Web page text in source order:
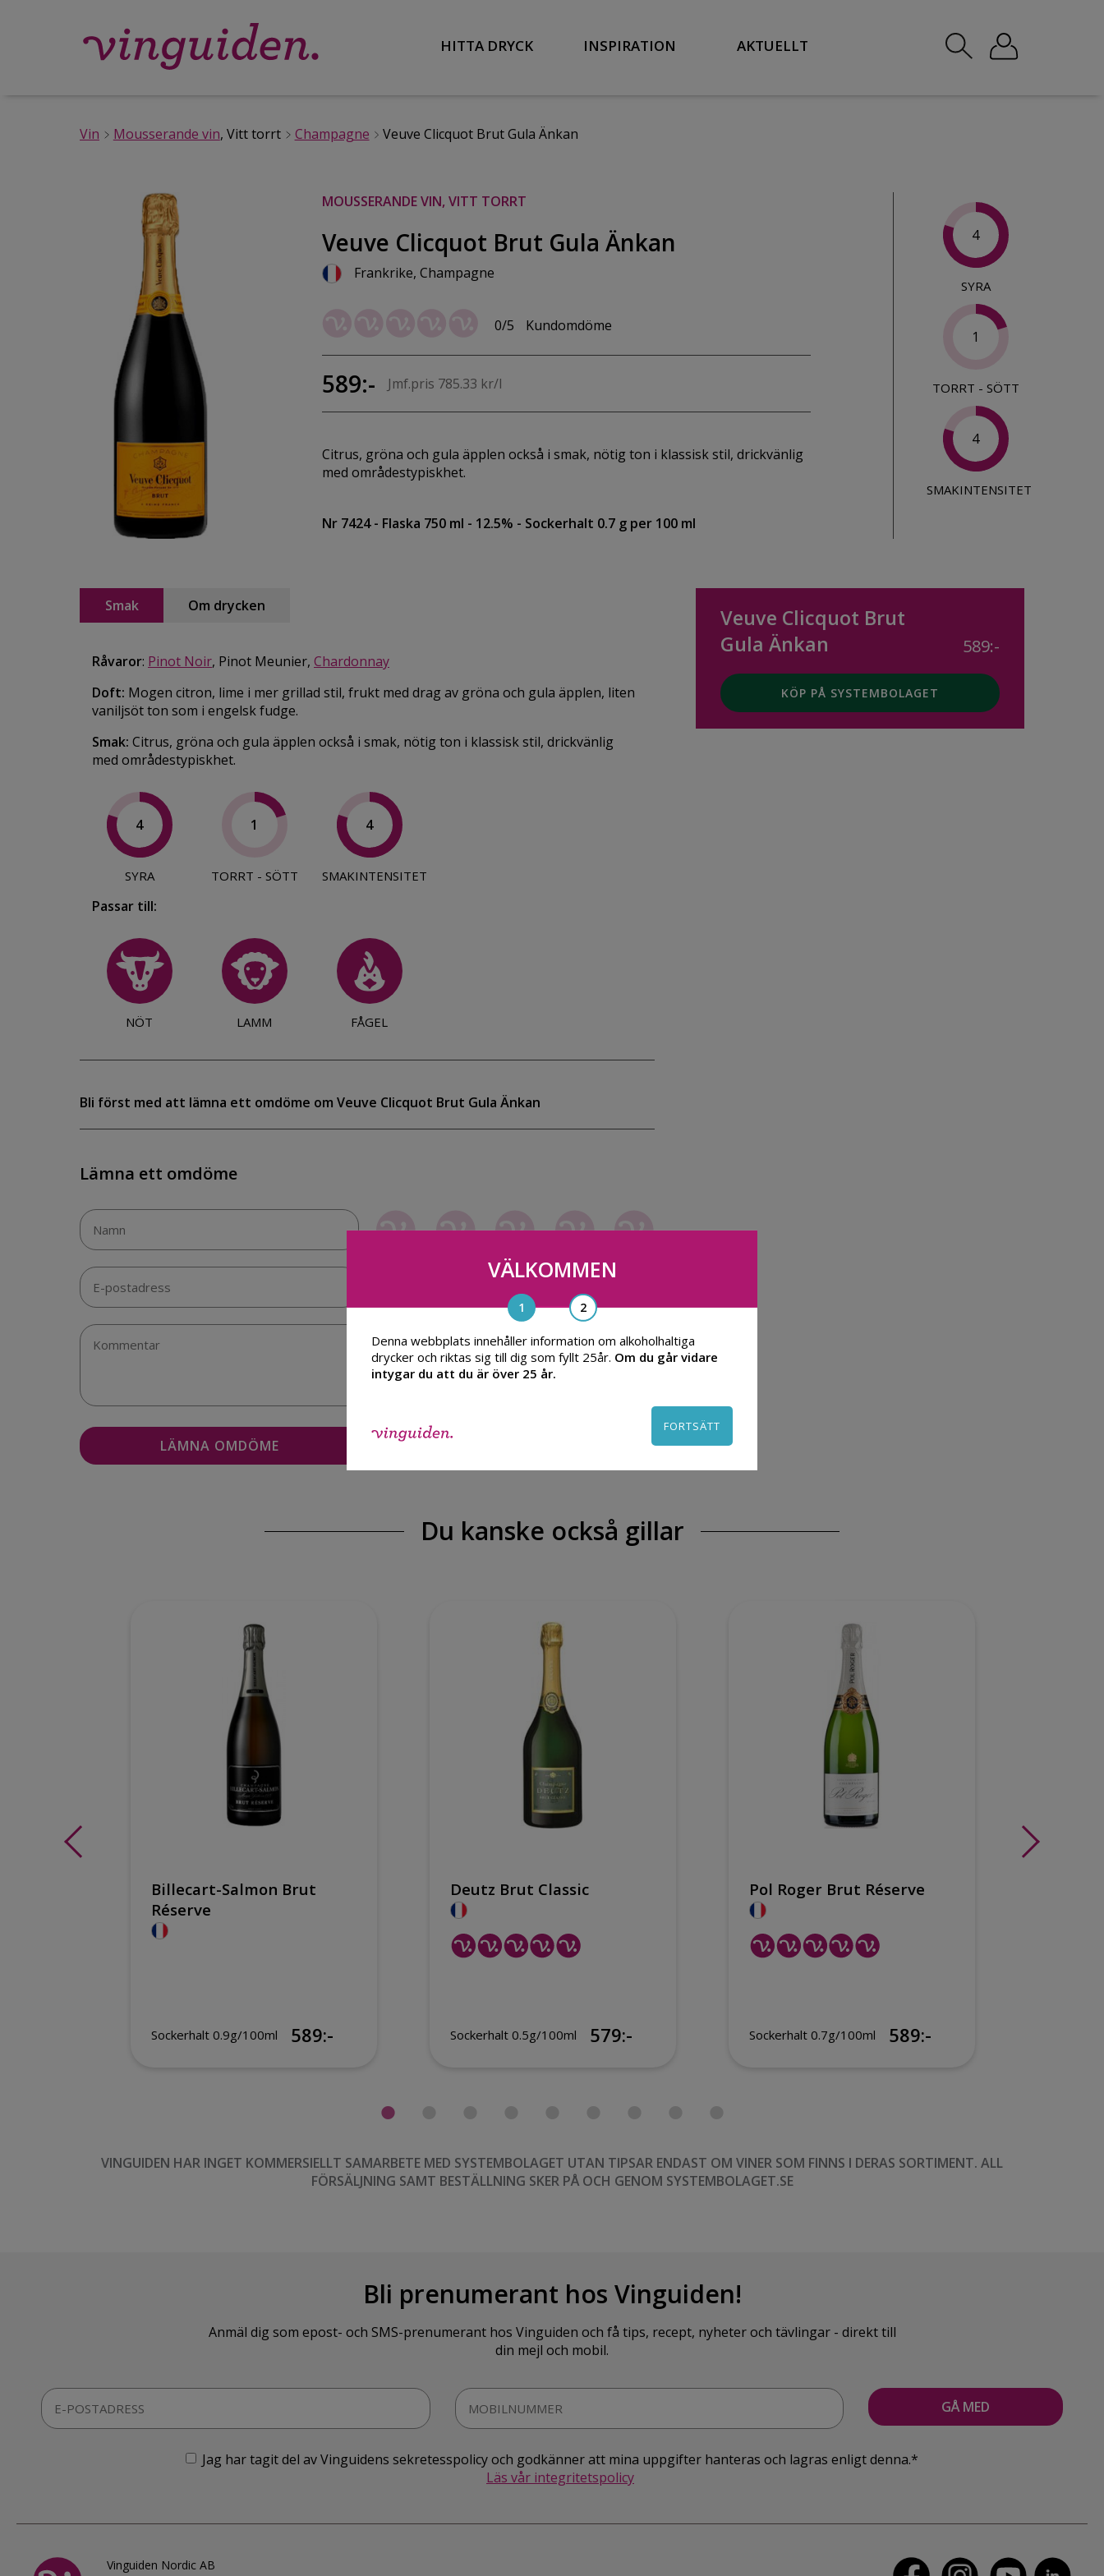
HITTA DRYCK INSPIRATION AKTUELLT
Vin Mousserande vin, Vitt torrt Champagne Veuve Clicquot Brut Gula Änkan
MOUSSERANDE VIN, VITT TORRT
Veuve Clicquot Brut Gula Änkan
Frankrike, Champagne
0/5 Kundomdöme
589:- Jmf.pris 785.33 kr/l
Citrus, gröna och gula äpplen också i smak, nötig ton i klassisk stil, drickvänlig
med områdestypiskhet.
Nr 7424 - Flaska 750 ml - 12.5% - Sockerhalt 0.7 g per 100 ml
4
SYRA
1
TORRT - SÖTT
4
SMAKINTENSITET
Veuve Clicquot Brut
Gula Änkan
589:-
KÖP PÅ SYSTEMBOLAGET
Smak Om drycken
Råvaror: Pinot Noir, Pinot Meunier, Chardonnay
Doft: Mogen citron, lime i mer grillad stil, frukt med drag av gröna och gula äpplen, liten
vaniljsöt ton som i engelsk fudge.
Smak: Citrus, gröna och gula äpplen också i smak, nötig ton i klassisk stil, drickvänlig
med områdestypiskhet.
4
SYRA
1
TORRT - SÖTT
4
SMAKINTENSITET
Passar till:
NÖT LAMM FÅGEL
Bli först med att lämna ett omdöme om Veuve Clicquot Brut Gula Änkan
Lämna ett omdöme
Du kanske också gillar
Billecart-Salmon Brut
Réserve
Sockerhalt 0.9g/100ml 589:-
Deutz Brut Classic
Sockerhalt 0.5g/100ml 579:-
Pol Roger Brut Réserve
Sockerhalt 0.7g/100ml 589:-
VINGUIDEN HAR INGET KOMMERSIELLT SAMARBETE MED SYSTEMBOLAGET UTAN TIPSAR ENDAST OM VINER SOM FINNS I DERAS SORTIMENT. ALL
FÖRSÄLJNING SAMT BESTÄLLNING SKER PÅ OCH GENOM SYSTEMBOLAGET.SE
Bli prenumerant hos Vinguiden!
Anmäl dig som epost- och SMS-prenumerant hos Vinguiden och få tips, recept, nyheter och tävlingar - direkt till
din mejl och mobil.
Jag har tagit del av Vinguidens sekretesspolicy och godkänner att mina uppgifter hanteras och lagras enligt denna.*
Läs vår integritetspolicy
Vinguiden Nordic AB
VÄLKOMMEN
Denna webbplats innehåller information om alkoholhaltiga
drycker och riktas sig till dig som fyllt 25år. Om du går vidare
intygar du att du är över 25 år.
FORTSÄTT